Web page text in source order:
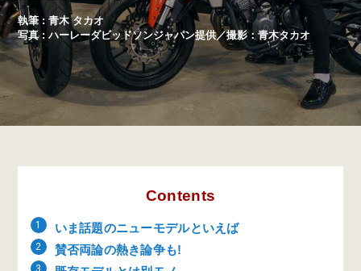
執筆 : 青木 タカオ
写真 : ハーレーダビッドソンジャパン提供／撮影：青木タカオ
Contents
いま話題のニューモデルといえば
賛否両論の熱き論争も!